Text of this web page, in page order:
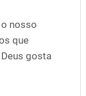
nosso
que
gosta